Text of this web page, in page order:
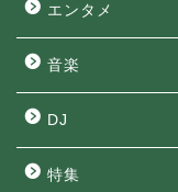
エンタメ
音楽
DJ
特集